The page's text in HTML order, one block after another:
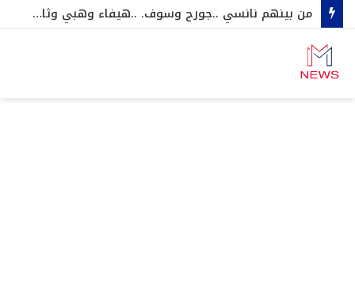
من بينهم نانسي ..جورج وسوف. ..هيفاء وهبي وثامر حين …مفاجآت كبرى على مسرح قرطاج انطلاقا من سبتمبر ….اكبر مشاهير الفن العربي في تونس